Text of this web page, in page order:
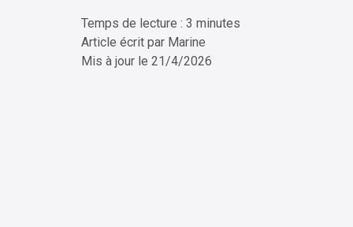
Temps de lecture : 3 minutes
Article écrit par Marine
Mis à jour le 21/4/2026